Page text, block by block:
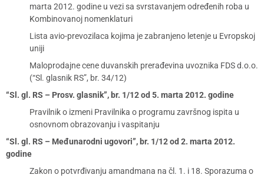
marta 2012. godine u vezi sa svrstavanjem određenih roba u
Kombinovanoj nomenklaturi
Lista avio-prevozilaca kojima je zabranjeno letenje u Evropskoj
uniji
Maloprodajne cene duvanskih prerađevina uvoznika FDS d.o.o.
(“Sl. glasnik RS”, br. 34/12)
“Sl. gl. RS – Prosv. glasnik”, br. 1/12 od 5. marta 2012. godine
Pravilnik o izmeni Pravilnika o programu završnog ispita u
osnovnom obrazovanju i vaspitanju
“Sl. gl. RS – Međunarodni ugovori”, br. 1/12 od 2. marta 2012.
godine
Zakon o potvrđivanju amandmana na čl. 1. i 18. Sporazuma o